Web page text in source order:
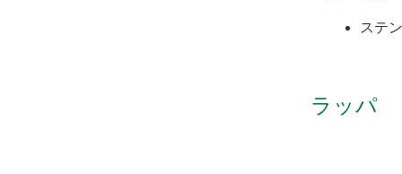
ステ
ラッパ